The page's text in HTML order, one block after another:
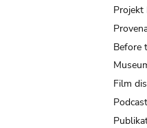
Projekt
Before
Film